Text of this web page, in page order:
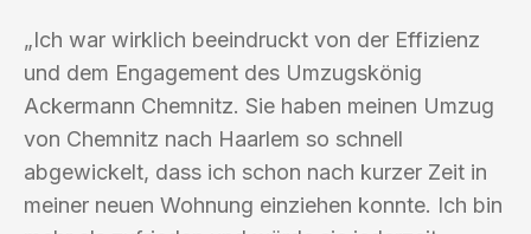
„Ich war wirklich beeindruckt von der Effizienz
und dem Engagement des Umzugskönig
Ackermann Chemnitz. Sie haben meinen Umzug
von Chemnitz nach Haarlem so schnell
abgewickelt, dass ich schon nach kurzer Zeit in
meiner neuen Wohnung einziehen konnte. Ich bin